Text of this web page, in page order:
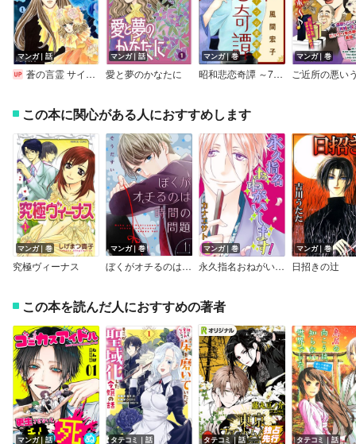
マンガ｜話
蒼の言霊 サイレントパートナー
マンガ｜話
愛と夢のかなたに
マンガ｜巻
昭和悲恋奇譚 ～7つの愛罪～
マンガ｜巻
この本に関心がある人におすすめします
マンガ｜巻
究極ヴィーナス
マンガ｜巻
ぼくがオチるのは時間の問題【描き下ろしおまけ付き特装版】
マンガ｜巻
永久指名おねがいします！【特装版】
マンガ｜巻
日招きの辻
この本を読んだ人におすすめの著者
マンガ｜話 タテコミ｜話 タテコミ｜話 タテコミ｜話